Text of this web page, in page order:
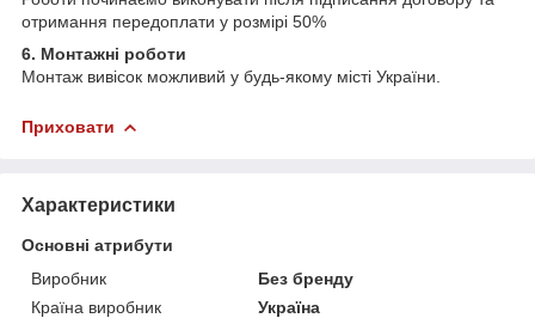
отримання передоплати у розмірі 50%
6. Монтажні роботи
Монтаж вивісок можливий у будь-якому місті України.
Приховати
Характеристики
Основні атрибути
Виробник
Без бренду
Країна виробник
Україна